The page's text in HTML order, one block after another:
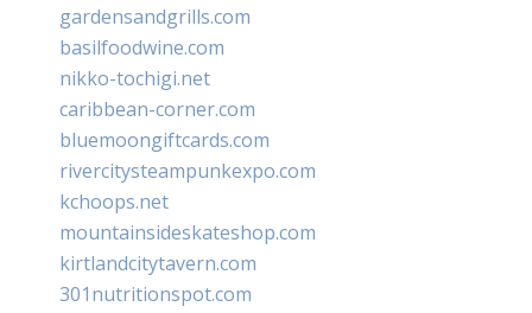
gardensandgrills.com
basilfoodwine.com
nikko-tochigi.net
caribbean-corner.com
bluemoongiftcards.com
rivercitysteampunkexpo.com
kchoops.net
mountainsideskateshop.com
kirtlandcitytavern.com
301nutritionspot.com